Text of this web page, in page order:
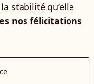
stabilité qu’elle
nos félicitations